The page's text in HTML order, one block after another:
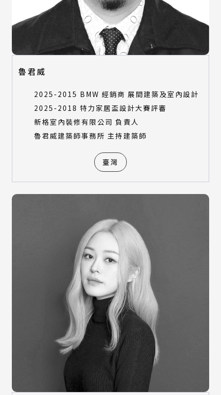
魯君威
2025-2015 BMW 經銷商 展間建築及室內設計
2025-2018 特力家居盃設計大賽評審
新格室內裝修有限公司 負責人
魯君威建築師事務所 主持建築師
臺灣